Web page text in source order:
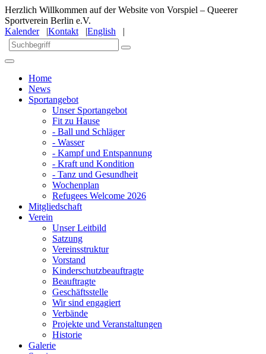
Herzlich Willkommen auf der Website von Vorspiel – Queerer
Sportverein Berlin e.V.
Kalender|Kontakt |English |
Home
News
Sportangebot
Unser Sportangebot
Fit zu Hause
- Ball und Schläger
- Wasser
- Kampf und Entspannung
- Kraft und Kondition
- Tanz und Gesundheit
Wochenplan
Refugees Welcome 2026
Mitgliedschaft
Verein
Unser Leitbild
Satzung
Vereinsstruktur
Vorstand
Kinderschutzbeauftragte
Beauftragte
Geschäftsstelle
Wir sind engagiert
Verbände
Projekte und Veranstaltungen
Historie
Galerie